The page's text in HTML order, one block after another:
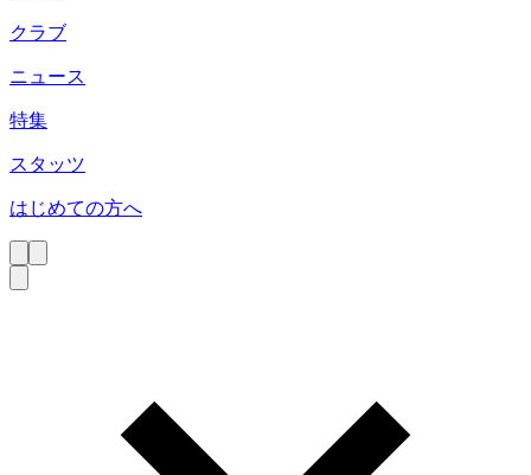
クラブ
ニュース
特集
スタッツ
はじめての方へ